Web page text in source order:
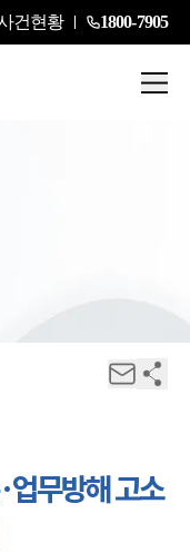
건현황 1800-7905
업무방해 고소